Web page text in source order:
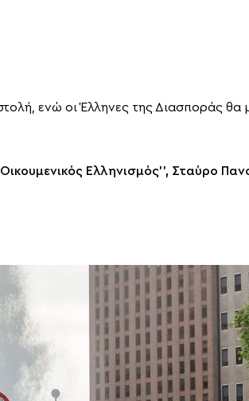
ενώ οι Έλληνες της Διασποράς θα
Ελληνισμός’’, Σταύρο